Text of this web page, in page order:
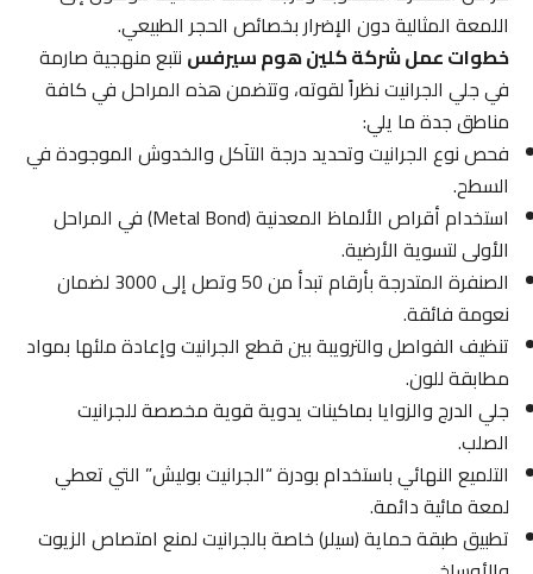
اللمعة المثالية دون الإضرار بخصائص الحجر الطبيعي.
خطوات عمل شركة كلين هوم سيرفسنتبع منهجية صارمة
في جلي الجرانيت نظراً لقوته، وتتضمن هذه المراحل في كافة
مناطق جدة ما يلي:
فحص نوع الجرانيت وتحديد درجة التآكل والخدوش الموجودة في
السطح.
استخدام أقراص الألماظ المعدنية (Metal Bond) في المراحل
الأولى لتسوية الأرضية.
الصنفرة المتدرجة بأرقام تبدأ من 50 وتصل إلى 3000 لضمان
نعومة فائقة.
تنظيف الفواصل والترويبة بين قطع الجرانيت وإعادة ملئها بمواد
مطابقة للون.
جلي الدرج والزوايا بماكينات يدوية قوية مخصصة للجرانيت
الصلب.
التلميع النهائي باستخدام بودرة “الجرانيت بوليش” التي تعطي
لمعة مائية دائمة.
تطبيق طبقة حماية (سيلر) خاصة بالجرانيت لمنع امتصاص الزيوت